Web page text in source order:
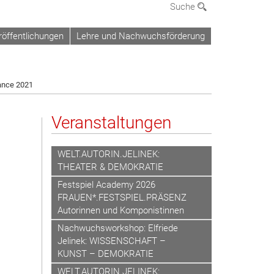
Suche
Lehre und Nachwuchsförderung
2021
Veranstaltungen
WELT.AUTORIN.JELINEK:
THEATER & DEMOKRATIE
Festspiel Academy 2026
FRAUEN*.FESTSPIEL.PRÄSENZ
Autorinnen und Komponistinnen
Nachwuchsworkshop: Elfriede
Jelinek: WISSENSCHAFT –
KUNST – DEMOKRATIE
WELT.AUTORIN.JELINEK: